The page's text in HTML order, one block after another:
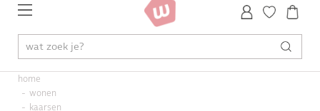
home
wonen
kaarsen